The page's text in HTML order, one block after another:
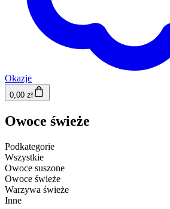
Okazje
0,00 zł
Owoce świeże
Podkategorie
Wszystkie
Owoce suszone
Owoce świeże
Warzywa świeże
Inne